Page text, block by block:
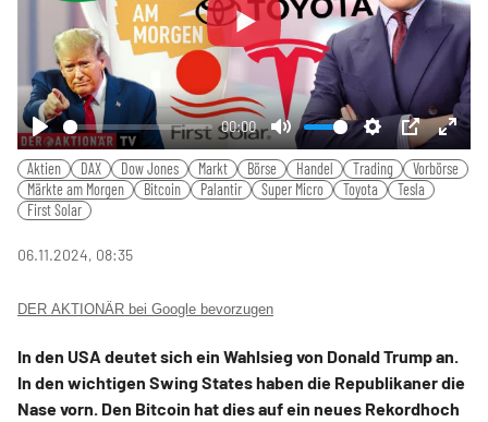
Play
00:00
Mute Settings
PIP
Play
Aktien DAX Dow Jones Markt Börse Handel Trading
Vorbörse
Märkte am Morgen
Bitcoin Palantir Super Micro Toyota
Tesla
First Solar
06.11.2024, 08:35
DER AKTIONÄR bei Google bevorzugen
In den USA deutet sich ein Wahlsieg von Donald Trump an.
In den wichtigen Swing States haben die Republikaner die
Nase vorn. Den Bitcoin hat dies auf ein neues Rekordhoch